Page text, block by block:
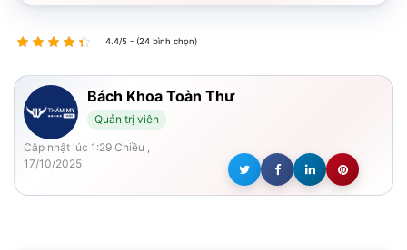
4.4/5 - (24 bình chọn)
Bách Khoa Toàn Thư
Quản trị viên
Cập nhật lúc 1:29 Chiều ,
17/10/2025